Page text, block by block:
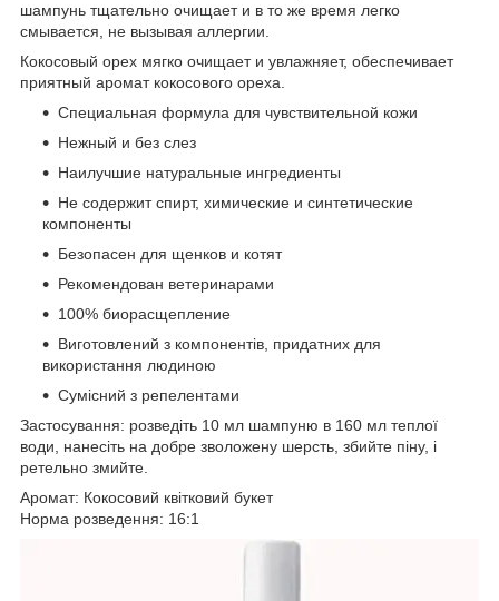
шампунь тщательно очищает и в то же время легко
смывается, не вызывая аллергии.
Кокосовый орех мягко очищает и увлажняет, обеспечивает
приятный аромат кокосового ореха.
Специальная формула для чувствительной кожи
Нежный и без слез
Наилучшие натуральные ингредиенты
Не содержит спирт, химические и синтетические
компоненты
Безопасен для щенков и котят
Рекомендован ветеринарами
100% биорасщепление
Виготовлений з компонентів, придатних для
використання людиною
Сумісний з репелентами
Застосування: розведіть 10 мл шампуню в 160 мл теплої
води, нанесіть на добре зволожену шерсть, збийте піну, і
ретельно змийте.
Аромат: Кокосовий квітковий букет
Норма розведення: 16:1